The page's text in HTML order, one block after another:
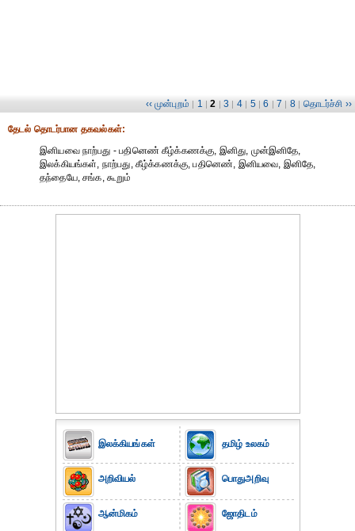
‹‹ முன்புறம் | 1 | 2 | 3 | 4 | 5 | 6 | 7 | 8 | தொடர்ச்சி ››
தேட‌ல் தொட‌ர்பான தகவ‌ல்க‌ள்:
இனியவை நாற்பது - பதினெண் கீழ்க்கணக்கு, இனிது, முன்இனிதே,
இலக்கியங்கள், நாற்பது, கீழ்க்கணக்கு, பதினெண், இனியவை, இனிதே,
தந்தையே, சங்க, கூறும்
இலக்கியங்கள்
அறிவியல்
ஆன்மிகம்
தமிழ் உலகம்
பொதுஅறிவு
ஜோதிடம்